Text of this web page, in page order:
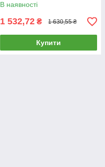
В наявності
1 532,72 ₴ 1 630,55 ₴
Купити